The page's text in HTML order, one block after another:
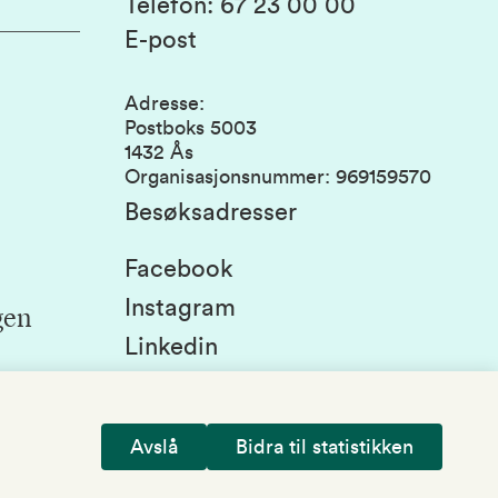
Telefon: 67 23 00 00
E-post
Adresse:
Postboks 5003
1432 Ås
Organisasjonsnummer: 969159570
Besøksadresser
Facebook
Instagram
Linkedin
Avslå Bidra til statistikken